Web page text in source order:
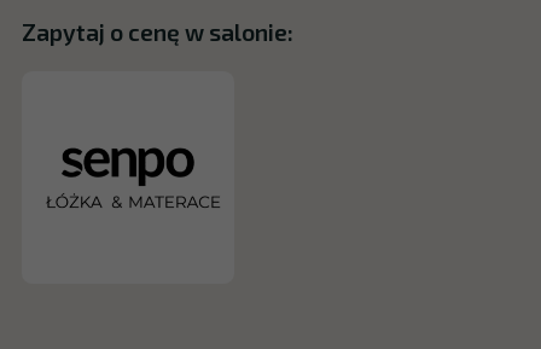
Zapytaj o cenę w salonie: